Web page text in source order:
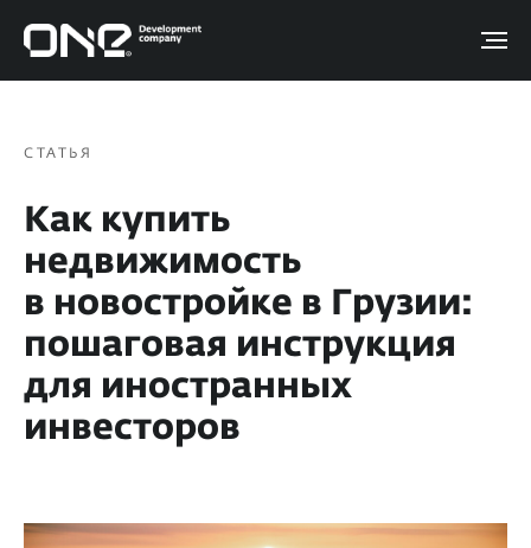
СТАТЬЯ
Как купить
недвижимость
в новостройке в Грузии:
пошаговая инструкция
для иностранных
инвесторов